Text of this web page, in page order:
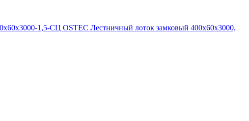
1,5-СЦ OSTEC Лестничный лоток замковый 400х60х3000,